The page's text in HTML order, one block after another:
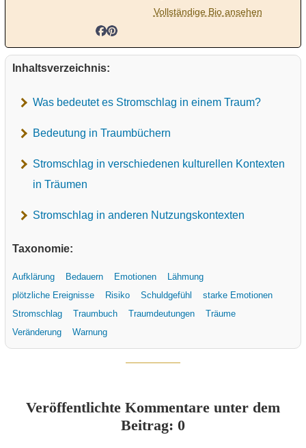
Vollständige Bio ansehen
Inhaltsverzeichnis:
Was bedeutet es Stromschlag in einem Traum?
Bedeutung in Traumbüchern
Stromschlag in verschiedenen kulturellen Kontexten
in Träumen
Stromschlag in anderen Nutzungskontexten
Taxonomie:
Aufklärung Bedauern Emotionen
Lähmung
plötzliche Ereignisse
Risiko Schuldgefühl
starke Emotionen
Stromschlag
Traumbuch Traumdeutungen
Träume
Veränderung
Warnung
Veröffentlichte Kommentare unter dem
Beitrag: 0